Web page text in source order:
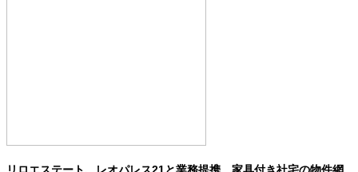
リロエステート、レオパレス21と業務提携 家具付き社宅の物件網